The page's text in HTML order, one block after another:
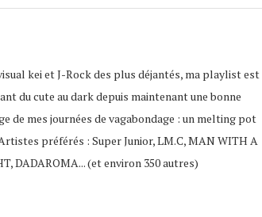
kei et J-Rock des plus déjantés, ma playlist est
du cute au dark depuis maintenant une bonne
de mes journées de vagabondage : un melting pot
préférés : Super Junior, LM.C, MAN WITH A
DADAROMA... (et environ 350 autres)